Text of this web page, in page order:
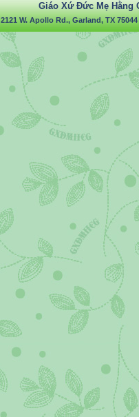
Giáo Xứ Đức Mẹ Hằng
2121 W. Apollo Rd., Garland, TX 75044